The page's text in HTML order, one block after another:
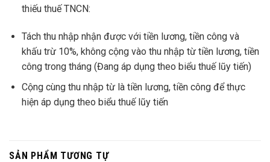
thiếu thuế TNCN:
Tách thu nhập nhận được với tiền lương, tiền công và
khấu trừ 10%, không cộng vào thu nhập từ tiền lương, tiền
công trong tháng (Đang áp dụng theo biểu thuế lũy tiến)
Cộng cùng thu nhập từ là tiền lương, tiền công để thực
hiện áp dụng theo biểu thuế lũy tiến
SẢN PHẨM TƯƠNG TỰ